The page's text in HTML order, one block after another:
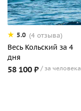
5.0 (4 отзыва)
Весь Кольский за 4
дня
58 100 ₽ за человека